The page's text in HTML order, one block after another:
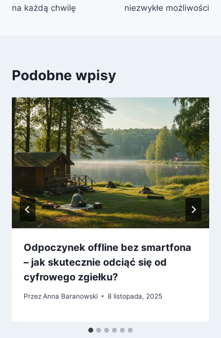
na każdą chwilę
niezwykłe możliwości
Podobne wpisy
Odpoczynek offline bez smartfona
– jak skutecznie odciąć się od
cyfrowego zgiełku?
PrzezAnna Baranowski 8 listopada, 2025